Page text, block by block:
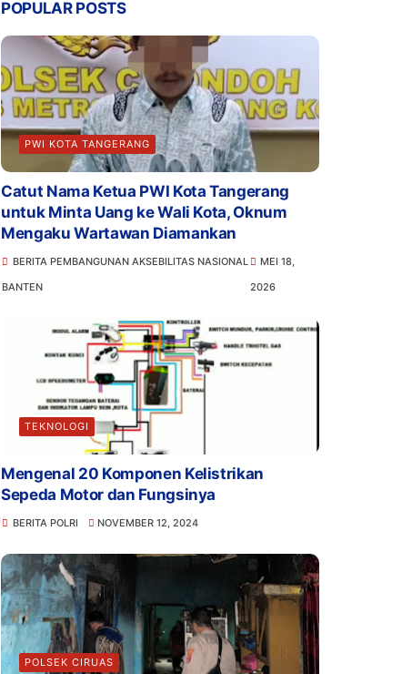
POPULAR POSTS
PWI KOTA TANGERANG
Catut Nama Ketua PWI Kota Tangerang
untuk Minta Uang ke Wali Kota, Oknum
Mengaku Wartawan Diamankan
BERITA PEMBANGUNAN AKSEBILITAS NASIONAL
BANTEN
MEI 18,
2026
TEKNOLOGI
Mengenal 20 Komponen Kelistrikan
Sepeda Motor dan Fungsinya
BERITA POLRI NOVEMBER 12, 2024
POLSEK CIRUAS